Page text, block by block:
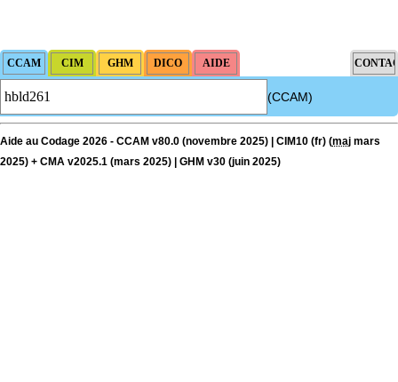
(CCAM)
Aide au Codage 2026 - CCAM v80.0 (novembre 2025) | CIM10 (fr) (maj mars
2025) + CMA v2025.1 (mars 2025) | GHM v30 (juin 2025)